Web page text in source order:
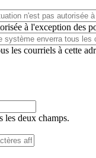
à l'exception des
les courriels à cette
les deux champs.